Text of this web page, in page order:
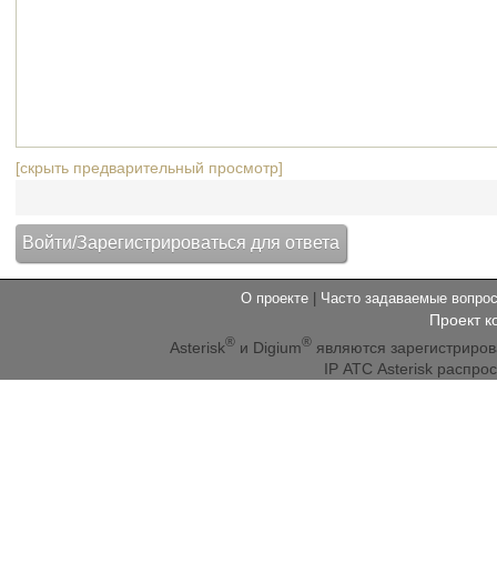
[скрыть предварительный просмотр]
О проекте Часто задаваемые
Проект
Asterisk® и Digium® являются
IP АТС Asterisk